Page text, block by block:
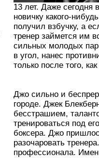
13 лет. Даже сегодня
новичку какого-
получил взбучку, а
тренер займется им
сильных молодых
в угол, нанес
только после того,
Джо сильно и
городе. Джек
бесстрашием,
тренироваться под
боксера. Джо
разочаровать
профессионала.